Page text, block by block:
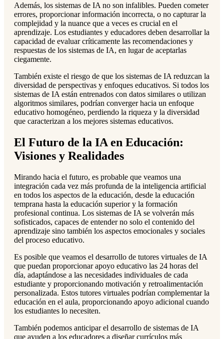
Además, los sistemas de IA no son infalibles. Pueden cometer
errores, proporcionar información incorrecta, o no capturar la
complejidad y la nuance que a veces es crucial en el
aprendizaje. Los estudiantes y educadores deben desarrollar la
capacidad de evaluar críticamente las recomendaciones y
respuestas de los sistemas de IA, en lugar de aceptarlas
ciegamente.
También existe el riesgo de que los sistemas de IA reduzcan la
diversidad de perspectivas y enfoques educativos. Si todos los
sistemas de IA están entrenados con datos similares o utilizan
algoritmos similares, podrían converger hacia un enfoque
educativo homogéneo, perdiendo la riqueza y la diversidad
que caracterizan a los mejores sistemas educativos.
El Futuro de la IA en Educación:
Visiones y Realidades
Mirando hacia el futuro, es probable que veamos una
integración cada vez más profunda de la inteligencia artificial
en todos los aspectos de la educación, desde la educación
temprana hasta la educación superior y la formación
profesional continua. Los sistemas de IA se volverán más
sofisticados, capaces de entender no solo el contenido del
aprendizaje sino también los aspectos emocionales y sociales
del proceso educativo.
Es posible que veamos el desarrollo de tutores virtuales de IA
que puedan proporcionar apoyo educativo las 24 horas del
día, adaptándose a las necesidades individuales de cada
estudiante y proporcionando motivación y retroalimentación
personalizada. Estos tutores virtuales podrían complementar la
educación en el aula, proporcionando apoyo adicional cuando
los estudiantes lo necesiten.
También podemos anticipar el desarrollo de sistemas de IA
que ayuden a los educadores a diseñar currículos más